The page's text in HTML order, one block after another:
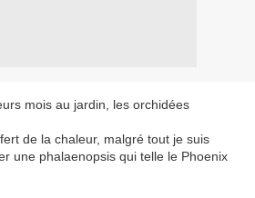
mois au jardin, les orchidées
de la chaleur, malgré tout je suis
une phalaenopsis qui telle le Phoenix